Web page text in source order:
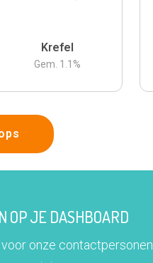
Krefel
Gem. 1.1 %
OP JE DASHBOARD
voor onze contactpersonen